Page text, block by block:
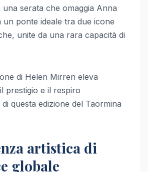
serata che omaggia Anna
un ponte ideale tra due icone
unite da una rara capacità di
di Helen Mirren eleva
prestigio e il respiro
questa edizione del Taormina
artistica di
globale